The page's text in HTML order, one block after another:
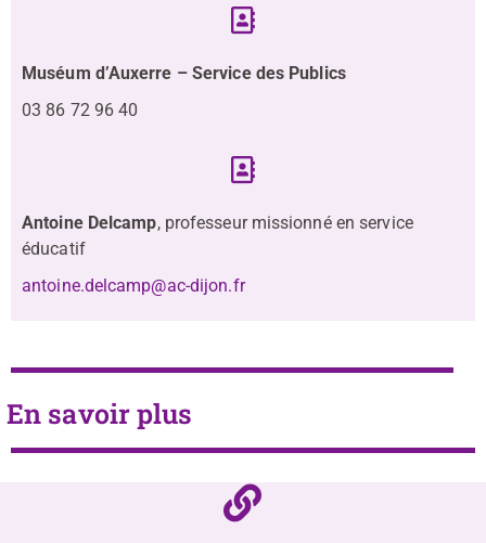
Muséum d’Auxerre – Service des Publics
03 86 72 96 40
Antoine Delcamp, professeur missionné en service
éducatif
antoine.delcamp@ac-dijon.fr
En savoir plus